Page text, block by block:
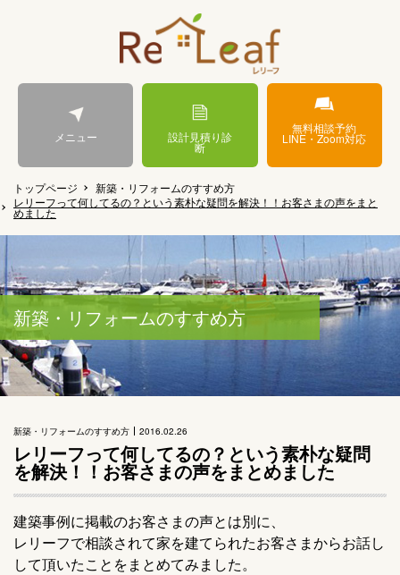
メニュー 設計見積り診
断
無料相談予約
LINE・Zoom対応
トップページ
新築・リフォームのすすめ方
レリーフって何してるの？という素朴な疑問を解決！！お客さまの声をまと
めました
新築・リフォームのすすめ方
新築・リフォームのすすめ方 2016.02.26
レリーフって何してるの？という素朴な疑問
を解決！！お客さまの声をまとめました
建築事例に掲載のお客さまの声とは別に、
レリーフで相談されて家を建てられたお客さまからお話し
して頂いたことをまとめてみました。